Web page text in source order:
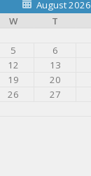
August 2026
W T
5 6
12 13
19 20
26 27